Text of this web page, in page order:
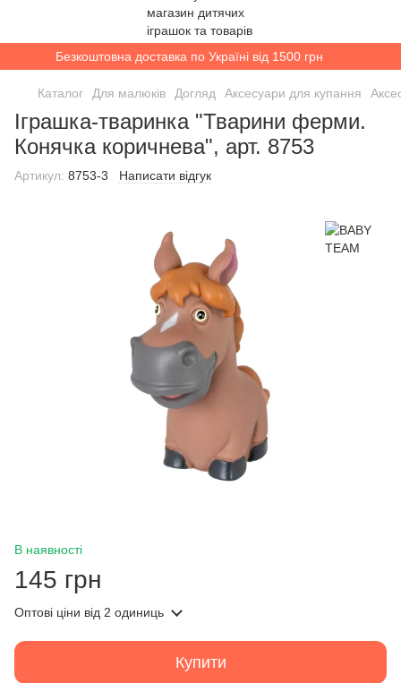
Безкоштовна доставка по Україні від 1500 грн
Каталог Для малюків Догляд Аксесуари для купання
Іграшка-тваринка "Тварини ферми.
Конячка коричнева", арт. 8753
Артикул: 8753-3 Написати відгук
В наявності
145 грн
Оптові ціни від 2 одиниць
Купити